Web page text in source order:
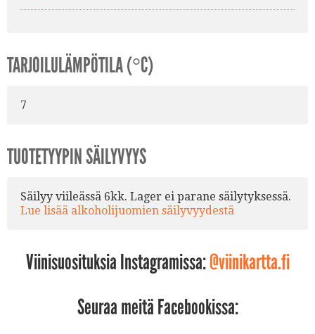
TARJOILULÄMPÖTILA (°C)
7
TUOTETYYPIN SÄILYVYYS
Säilyy viileässä 6kk. Lager ei parane säilytyksessä.
Lue lisää alkoholijuomien säilyvyydestä
Viinisuosituksia Instagramissa:@viinikartta.fi
Seuraa meitä Facebookissa: